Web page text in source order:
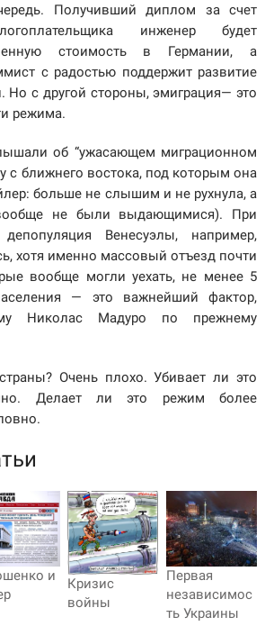
Получивший диплом за счет
инженер будет
стоимость в Германии, а
с радостью поддержит развитие
Но с другой стороны, эмиграция— это
режима.
об “ужасающем миграционном
с ближнего востока, под которым она
больше не слышим и не рухнула, а
не были выдающимися). При
Венесуэлы, например,
хотя именно массовый отъезд почти
вообще могли уехать, не менее 5
— это важнейший фактор,
Николас Мадуро по прежнему
Очень плохо. Убивает ли это
Делает ли это режим более
и
Кризис
войны
Первая
независимос
ть Украины